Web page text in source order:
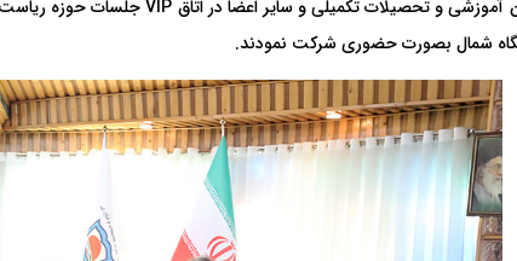
شمال بصورت حضوری شرکت نمودند.